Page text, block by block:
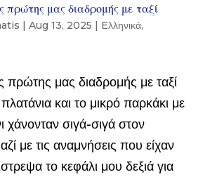
πρώτης μας διαδρομής με ταξί
| Aug 13, 2025 | Eλληνικά,
πρώτης μας διαδρομής με ταξί
και το μικρό παρκάκι με
χάνονταν σιγά-σιγά στον
με τις αναμνήσεις που είχαν
το κεφάλι μου δεξιά για